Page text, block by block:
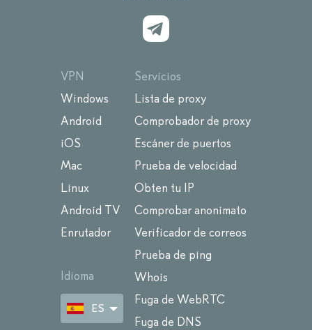
VPN
Windows
Android
iOS
Mac
Linux
Android TV
Enrutador
Idioma
ES
Servicios
Lista de proxy
Comprobador de proxy
Escáner de puertos
Prueba de velocidad
Obten tu IP
Comprobar anonimato
Verificador de correos
Prueba de ping
Whois
Fuga de WebRTC
Fuga de DNS